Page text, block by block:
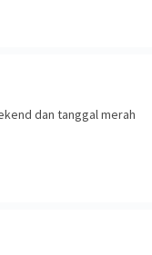
dan tanggal merah
(refund)/
ini bisa menjadi pilihan